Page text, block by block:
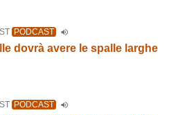
PODCAST
dovrà avere le spalle larghe
PODCAST